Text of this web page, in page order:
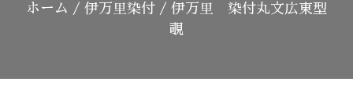
ホーム / 伊万里染付 / 伊万里 染付丸文広東型
覗